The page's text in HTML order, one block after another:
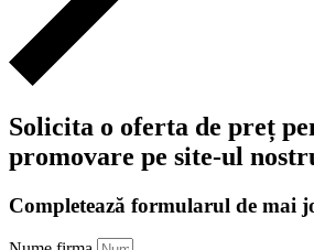
Solicita o oferta de preț
promovare pe site-ul
Completează formularul de mai